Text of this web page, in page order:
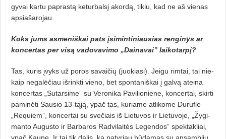
gyvai kar­tu paprastą keturbalsį akordą, tikiu, kad ne aš vienas
apsiašarojau.
Koks jums asmeniškai pats įsimintiniausias renginys ar
koncertas per visą vadovavimo „Dai­na­vai” laikotarpį?
Tas, kuris įvyks už poros savai­čių (juokiasi). Jeigu rimtai, tai nie­
kaip negalėčiau išrinkti vieno, bet spontaniškai į galvą ateina
koncertas „Sutarsime” su Veronika Pavilionie­ne, koncertai, skirti
paminėti Sausio 13-tąją, ypač tas, kuriame atlikome Durufle
„Requiem”, koncertai su sve­čiais iš Lietuvos ir Lietuvoje, „Žygi­
manto Augusto ir Barbaros Radvilai­tės Legendos” spektakliai,
ypač Kau­ne. Ir tai tik dalis, ką patyriau būda­mas su ansambliu